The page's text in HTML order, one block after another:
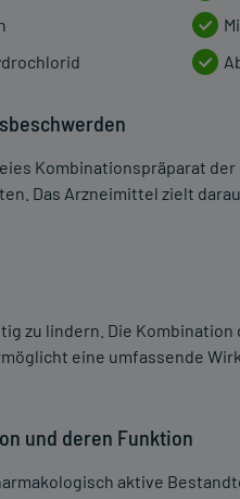
Kombinationspräparat der
Das Arzneimittel zielt
zu lindern. Die Kombination
eine umfassende
und deren Funktion
aktive